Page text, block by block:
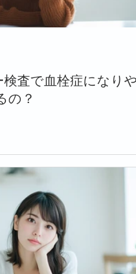
検査で血栓症になり
の？